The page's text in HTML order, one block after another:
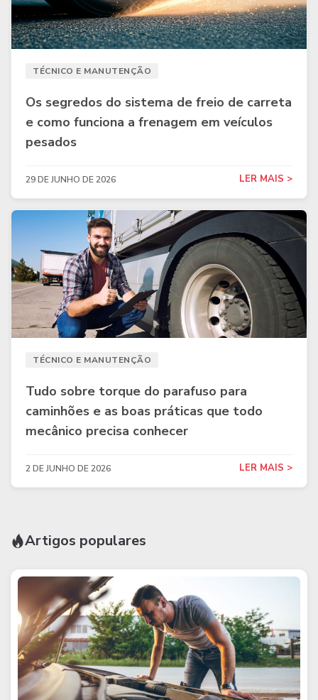
TÉCNICO E MANUTENÇÃO
Os segredos do sistema de freio de carreta
e como funciona a frenagem em veículos
pesados
29 DE JUNHO DE 2026 LER MAIS >
TÉCNICO E MANUTENÇÃO
Tudo sobre torque do parafuso para
caminhões e as boas práticas que todo
mecânico precisa conhecer
2 DE JUNHO DE 2026 LER MAIS >
Artigos populares